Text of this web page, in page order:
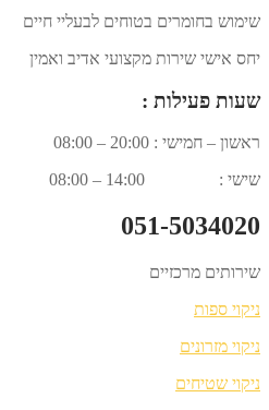
שימוש בחומרים בטוחים לבעליי חיים
יחס אישי שירות מקצועי אדיב ואמין
שעות פעילות :
ראשון – חמישי : 20:00 – 08:00
שישי : 14:00 – 08:00
051-5034020
שירותים מרכזיים
ניקוי ספות
ניקוי מזרונים
ניקוי שטיחים